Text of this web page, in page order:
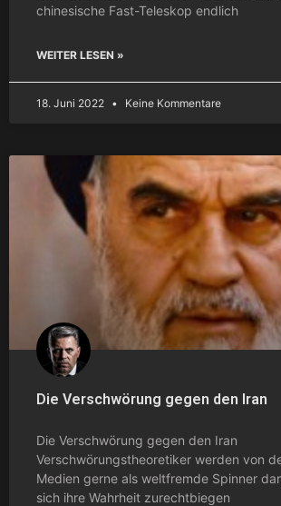
chinesische Fast-Teleskop endlich
WEITER LESEN »
18. Juni 2022 Keine Kommentare
Die Verschwörung gegen den Iran
Die Verschwörung gegen den Iran
Verschwörungstheoretiker werden von
Medien gerne als weltfremde Spinner
sich ihre Wahrheit zurechtbiegen